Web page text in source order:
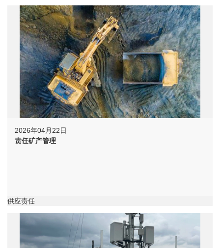
2026年04月22日
责任矿产管理
供应责任